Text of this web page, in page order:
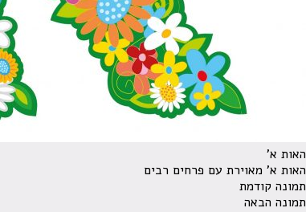
האות א'
האות א' מאוירת עם פרחים רבים
תמונה קודמת
תמונה הבאה